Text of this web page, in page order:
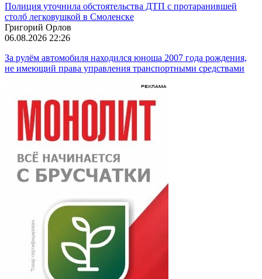
Полиция уточнила обстоятельства ДТП с протаранившей
столб легковушкой в Смоленске
Григорий Орлов
06.08.2026 22:26
За рулём автомобиля находился юноша 2007 года рождения,
не имеющий права управления транспортными средствами